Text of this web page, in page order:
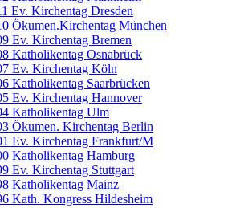
Ev. Kirchentag Dresden
Ökumen.Kirchentag München
Ev. Kirchentag Bremen
Katholikentag Osnabrück
Ev. Kirchentag Köln
Katholikentag Saarbrücken
Ev. Kirchentag Hannover
Katholikentag Ulm
Ökumen. Kirchentag Berlin
Ev. Kirchentag Frankfurt/M
Katholikentag Hamburg
Ev. Kirchentag Stuttgart
Katholikentag Mainz
Kath. Kongress Hildesheim